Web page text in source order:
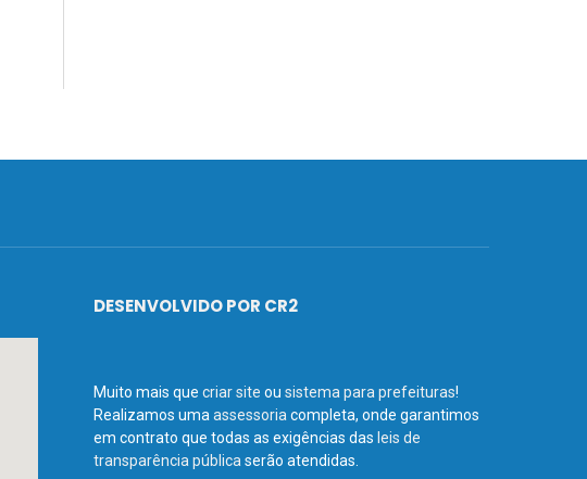
DESENVOLVIDO POR CR2
Muito mais que criar site ou sistema para prefeituras!
Realizamos uma assessoria completa, onde garantimos
em contrato que todas as exigências das leis de
transparência pública serão atendidas.